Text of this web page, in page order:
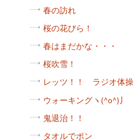
春の訪れ
桜の花びら！
春はまだかな・・・
桜吹雪！
レッツ！！ ラジオ体操
ウォーキングヽ(^o^)丿
鬼退治！！
タオルでポン